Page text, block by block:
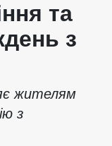
та
з
жителям
з